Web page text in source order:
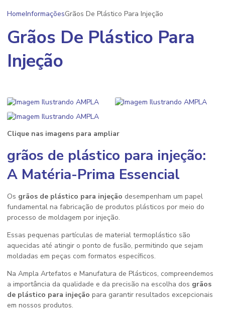
HomeInformaçõesGrãos De Plástico Para Injeção
Grãos De Plástico Para
Injeção
Clique nas imagens para ampliar
grãos de plástico para injeção:
A Matéria-Prima Essencial
Os grãos de plástico para injeção desempenham um papel
fundamental na fabricação de produtos plásticos por meio do
processo de moldagem por injeção.
Essas pequenas partículas de material termoplástico são
aquecidas até atingir o ponto de fusão, permitindo que sejam
moldadas em peças com formatos específicos.
Na Ampla Artefatos e Manufatura de Plásticos, compreendemos
a importância da qualidade e da precisão na escolha dos grãos
de plástico para injeção para garantir resultados excepcionais
em nossos produtos.